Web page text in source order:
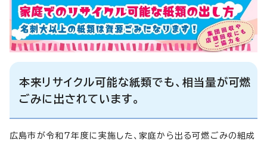
本来リサイクル可能な紙類でも、相当量が可燃
ごみに出されています。
広島市が令和7年度に実施した、家庭から出る可燃ごみの組成